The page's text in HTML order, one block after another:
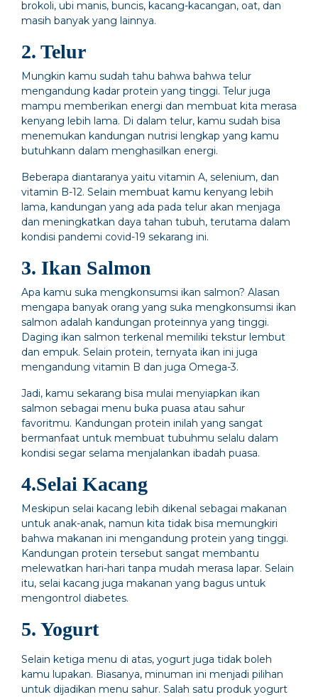
brokoli, ubi manis, buncis, kacang-kacangan, oat, dan
masih banyak yang lainnya.
2. Telur
Mungkin kamu sudah tahu bahwa bahwa telur
mengandung kadar protein yang tinggi. Telur juga
mampu memberikan energi dan membuat kita merasa
kenyang lebih lama. Di dalam telur, kamu sudah bisa
menemukan kandungan nutrisi lengkap yang kamu
butuhkann dalam menghasilkan energi.
Beberapa diantaranya yaitu vitamin A, selenium, dan
vitamin B-12. Selain membuat kamu kenyang lebih
lama, kandungan yang ada pada telur akan menjaga
dan meningkatkan daya tahan tubuh, terutama dalam
kondisi pandemi covid-19 sekarang ini.
3. Ikan Salmon
Apa kamu suka mengkonsumsi ikan salmon? Alasan
mengapa banyak orang yang suka mengkonsumsi ikan
salmon adalah kandungan proteinnya yang tinggi.
Daging ikan salmon terkenal memiliki tekstur lembut
dan empuk. Selain protein, ternyata ikan ini juga
mengandung vitamin B dan juga Omega-3.
Jadi, kamu sekarang bisa mulai menyiapkan ikan
salmon sebagai menu buka puasa atau sahur
favoritmu. Kandungan protein inilah yang sangat
bermanfaat untuk membuat tubuhmu selalu dalam
kondisi segar selama menjalankan ibadah puasa.
4.Selai Kacang
Meskipun selai kacang lebih dikenal sebagai makanan
untuk anak-anak, namun kita tidak bisa memungkiri
bahwa makanan ini mengandung protein yang tinggi.
Kandungan protein tersebut sangat membantu
melewatkan hari-hari tanpa mudah merasa lapar. Selain
itu, selai kacang juga makanan yang bagus untuk
mengontrol diabetes.
5. Yogurt
Selain ketiga menu di atas, yogurt juga tidak boleh
kamu lupakan. Biasanya, minuman ini menjadi pilihan
untuk dijadikan menu sahur. Salah satu produk yogurt